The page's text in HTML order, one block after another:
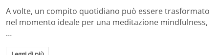
A volte, un compito quotidiano può essere trasformato
nel momento ideale per una meditazione mindfulness,
…